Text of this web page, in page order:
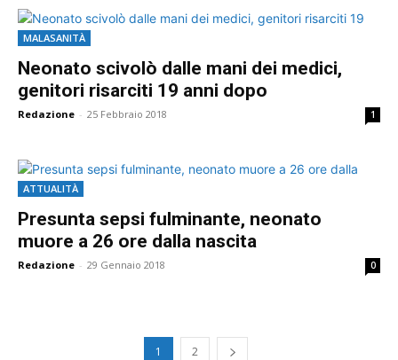
MALASANITÀ
Neonato scivolò dalle mani dei medici,
genitori risarciti 19 anni dopo
Redazione - 25 Febbraio 2018 1
ATTUALITÀ
Presunta sepsi fulminante, neonato
muore a 26 ore dalla nascita
Redazione - 29 Gennaio 2018 0
1 2